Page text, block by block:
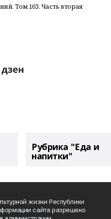
Том 163. Часть вторая
Рубрика "Еда и
напитки"
жизни Республики
сайта разрешено